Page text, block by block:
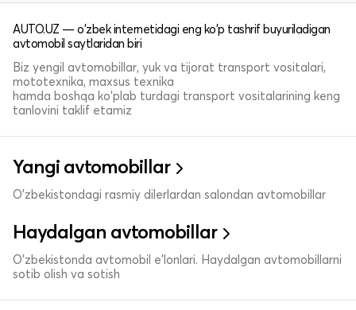
AUTO.UZ — o'zbek internetidagi eng ko'p tashrif buyuriladigan
avtomobil saytlaridan biri
Biz yengil avtomobillar, yuk va tijorat transport vositalari,
mototexnika, maxsus texnika
hamda boshqa ko'plab turdagi transport vositalarining keng
tanlovini taklif etamiz
Yangi avtomobillar
O'zbekistondagi rasmiy dilerlardan salondan avtomobillar
Haydalgan avtomobillar
O'zbekistonda avtomobil e’lonlari. Haydalgan avtomobillarni
sotib olish va sotish